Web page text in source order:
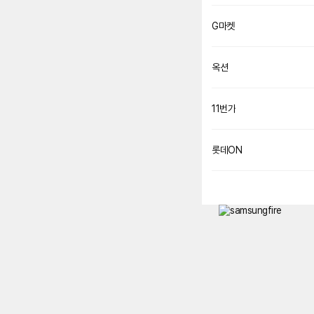
G마켓
옥션
11번가
롯데ON